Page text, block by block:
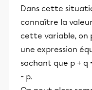
Dans cette
connaître la
cette variable, on
une expression
sachant que p + q
- p.